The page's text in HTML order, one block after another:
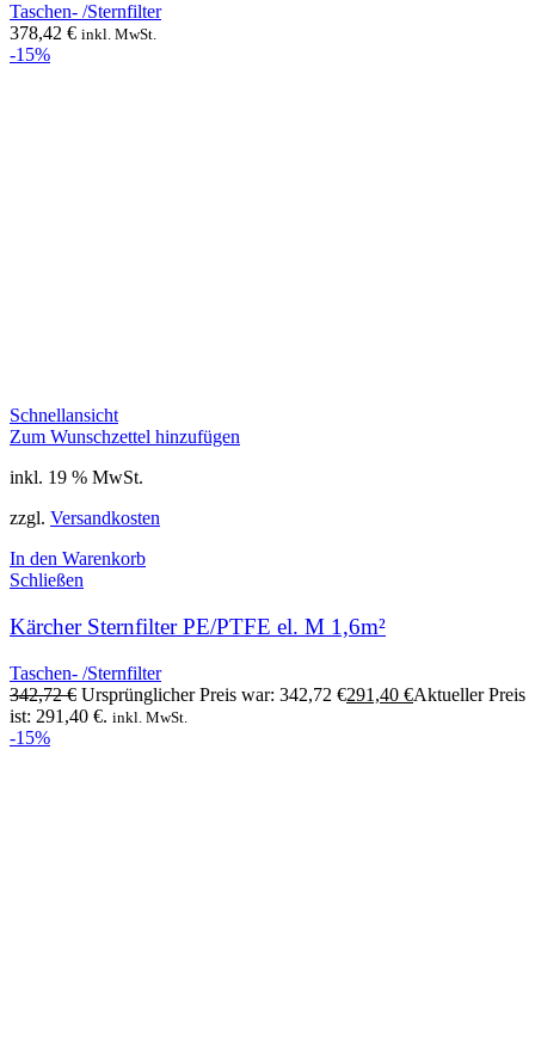
Taschen- /Sternfilter
378,42 € inkl. MwSt.
-15%
Schnellansicht
Zum Wunschzettel hinzufügen
inkl. 19 % MwSt.
zzgl. Versandkosten
In den Warenkorb
Schließen
Kärcher Sternfilter PE/PTFE el. M 1,6m²
Taschen- /Sternfilter
342,72€ Ursprünglicher Preis war: 342,72 €291,40 €Aktueller Preis
ist: 291,40 €. inkl. MwSt.
-15%